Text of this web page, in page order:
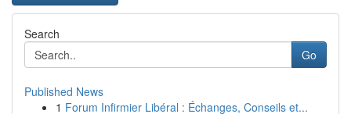
Search
Go
Published News
1 Forum Infirmier Libéral : Échanges, Conseils et...